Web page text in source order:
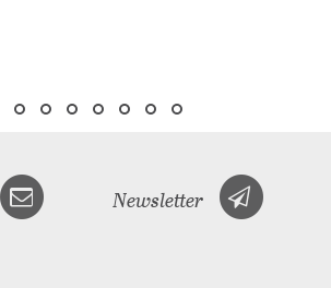
Newsletter